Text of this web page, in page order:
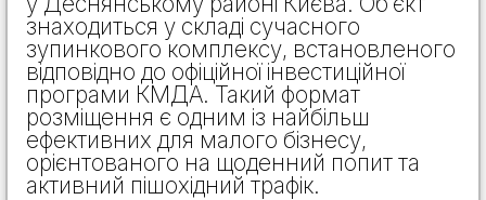
знаходиться у складі сучасного
зупинкового комплексу, встановленого
відповідно до офіційної інвестиційної
програми КМДА. Такий формат
розміщення є одним із найбільш
ефективних для малого бізнесу,
орієнтованого на щоденний попит та
активний пішохідний трафік.